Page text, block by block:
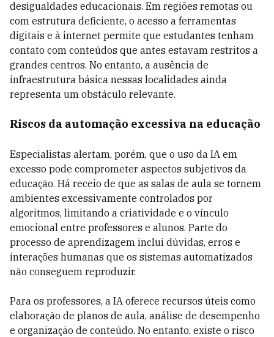
desigualdades educacionais. Em regiões remotas ou
com estrutura deficiente, o acesso a ferramentas
digitais e à internet permite que estudantes tenham
contato com conteúdos que antes estavam restritos a
grandes centros. No entanto, a ausência de
infraestrutura básica nessas localidades ainda
representa um obstáculo relevante.
Riscos da automação excessiva na educação
Especialistas alertam, porém, que o uso da IA em
excesso pode comprometer aspectos subjetivos da
educação. Há receio de que as salas de aula se tornem
ambientes excessivamente controlados por
algoritmos, limitando a criatividade e o vínculo
emocional entre professores e alunos. Parte do
processo de aprendizagem inclui dúvidas, erros e
interações humanas que os sistemas automatizados
não conseguem reproduzir.
Para os professores, a IA oferece recursos úteis como
elaboração de planos de aula, análise de desempenho
e organização de conteúdo. No entanto, existe o risco